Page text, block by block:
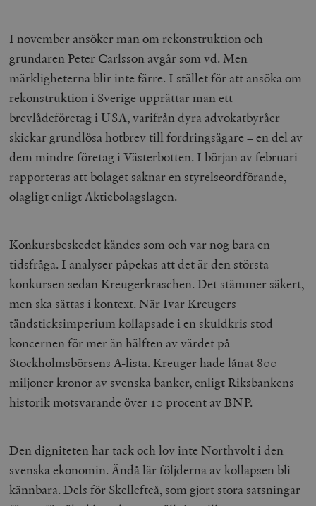
I november ansöker man om rekonstruktion och
grundaren Peter Carlsson avgår som vd. Men
märkligheterna blir inte färre. I stället för att ansöka om
rekonstruktion i Sverige upprättar man ett
brevlådeföretag i USA, varifrån dyra advokatbyråer
skickar grundlösa hotbrev till fordringsägare – en del av
dem mindre företag i Västerbotten. I början av februari
rapporteras att bolaget saknar en styrelseordförande,
olagligt enligt Aktiebolagslagen.
Konkursbeskedet kändes som och var nog bara en
tidsfråga. I analyser påpekas att det är den största
konkursen sedan Kreugerkraschen. Det stämmer säkert,
men ska sättas i kontext. När Ivar Kreugers
tändsticksimperium kollapsade i en skuldkris stod
koncernen för mer än hälften av värdet på
Stockholmsbörsens A-lista. Kreuger hade lånat 800
miljoner kronor av svenska banker, enligt Riksbankens
historik motsvarande över 10 procent av BNP.
Den digniteten har tack och lov inte Northvolt i den
svenska ekonomin. Ändå lär följderna av kollapsen bli
kännbara. Dels för Skellefteå, som gjort stora satsningar